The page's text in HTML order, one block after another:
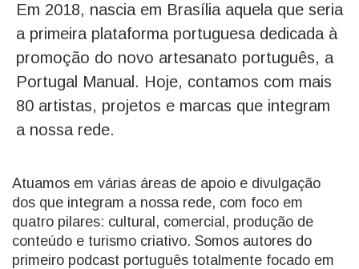
Em 2018, nascia em Brasília aquela que seria
a primeira plataforma portuguesa dedicada à
promoção do novo artesanato português, a
Portugal Manual. Hoje, contamos com mais
80 artistas, projetos e marcas que integram
a nossa rede.
Atuamos em várias áreas de apoio e divulgação
dos que integram a nossa rede, com foco em
quatro pilares: cultural, comercial, produção de
conteúdo e turismo criativo. Somos autores do
primeiro podcast português totalmente focado em